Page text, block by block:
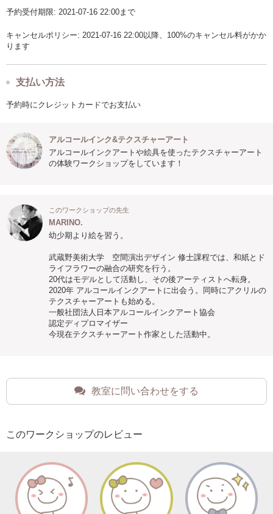
予約受付期限: 2021-07-16 22:00まで
キャンセルポリシー: 2021-07-16 22:00以降、100%のキャンセル料がかか
ります
支払い方法
予約時にクレジットカードでお支払い
アルコールインク&テクスチャーアート
アルコールインクアートや絵具を使ったテクスチャーアート
の体験ワークショップをしています！
このワークショップの先生
MARINO.
幼少期より絵を習う。
武蔵野美術大学 空間演出デザイン 修士課程では、和紙とド
ライフラワーの融合の研究を行う。
20代はモデルとして活動し、その後アーティストへ転身。
2020年 アルコールインクアートに出会う。同時にアクリルの
テクスチャーアートも始める。
一般社団法人日本アルコールインクアート協会
認定ディプロマイザー
今現在テクスチャーアート作家とした活動中。
教室に問い合わせをする
このワークショップのレビュー